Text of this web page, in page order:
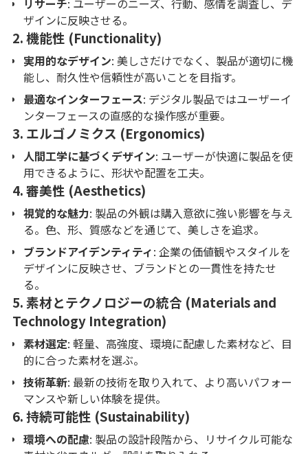
ザインに反映させる。
2.機能性 (Functionality)
実用的なデザイン: 美しさだけでなく、製品が適切に機
能し、耐久性や信頼性が高いことを目指す。
最適なインターフェース: デジタル製品ではユーザーイ
ンターフェースの直感的な操作感が重要。
3. エルゴノミクス (Ergonomics)
人間工学に基づくデザイン: ユーザーが快適に製品を使
用できるように、形状や配置を工夫。
4.審美性 (Aesthetics)
視覚的な魅力: 製品の外観は購入意欲に強い影響を与え
る。色、形、質感などを通じて、美しさを追求。
ブランドアイデンティティ: 企業の価値観やスタイルを
デザインに反映させ、ブランドとの一貫性を持たせ
る。
5.素材とテクノロジーの統合 (Materials and
Technology Integration)
素材選定: 軽量、高強度、環境に配慮した素材など、目
的に合った素材を選ぶ。
技術革新: 最新の技術を取り入れて、より高いパフォー
マンスや新しい体験を提供。
6.持続可能性 (Sustainability)
環境への配慮: 製品の設計段階から、リサイクル可能な